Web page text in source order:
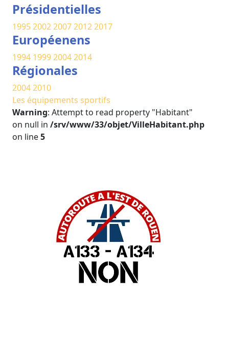
Présidentielles
19952002200720122017
Européenens
1994 199920042014
Régionales
20042010
Les équipements sportifs
Warning: Attempt to read property "Habitant"
on null in /srv/www/33/objet/VilleHabitant.php
on line5